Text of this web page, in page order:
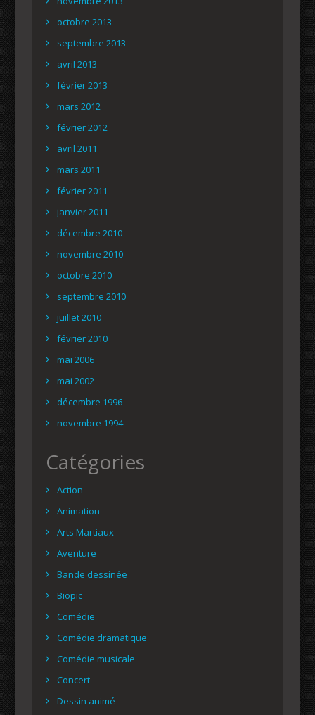
octobre 2013
septembre 2013
avril 2013
février 2013
mars 2012
février 2012
avril 2011
mars 2011
février 2011
janvier 2011
décembre 2010
novembre 2010
octobre 2010
septembre 2010
juillet 2010
février 2010
mai 2006
mai 2002
décembre 1996
novembre 1994
Catégories
Action
Animation
Arts Martiaux
Aventure
Bande dessinée
Biopic
Comédie
Comédie dramatique
Comédie musicale
Concert
Dessin animé